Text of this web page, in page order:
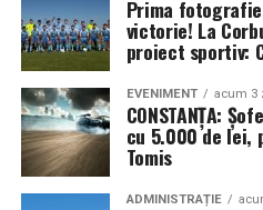
Ghidul se adresează
educatorilor, artiștilor,
actorilor comunitari care
incluzive, oferind exemple
metodologice și
implementare.
Prin Eyes-Shut, partenerii
Prima
victorie! La
proiect sportiv:
EVENIMENT acum 3
CONSTANȚA:
cu 5.000 de
Tomis
ADMINISTRAȚIE